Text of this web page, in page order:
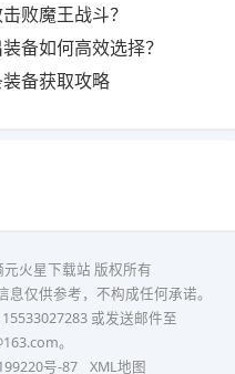
败魔王战斗？
备如何高效选择？
备获取攻略
火星下载站 版权所有
仅供参考，不构成任何承诺。
或发送邮件至
。
号-87 XML地图